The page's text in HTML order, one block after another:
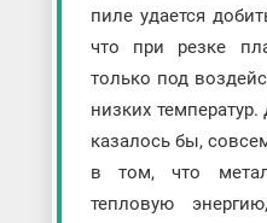
пиле удается
что при резке
только под
низких температур.
казалось бы,
в том, что
тепловую